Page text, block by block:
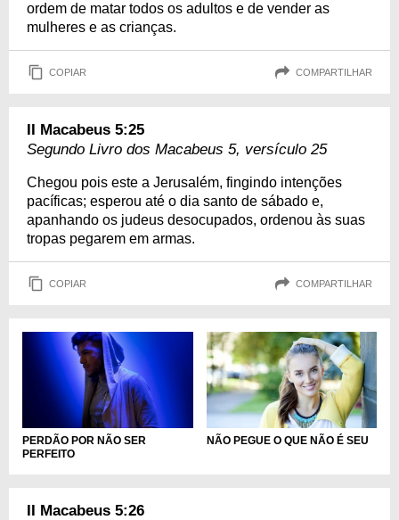
ordem de matar todos os adultos e de vender as
mulheres e as crianças.
COPIAR COMPARTILHAR
II Macabeus 5:25
Segundo Livro dos Macabeus 5, versículo 25
Chegou pois este a Jerusalém, fingindo intenções
pacíficas; esperou até o dia santo de sábado e,
apanhando os judeus desocupados, ordenou às suas
tropas pegarem em armas.
COPIAR COMPARTILHAR
PERDÃO POR NÃO SER
PERFEITO
NÃO PEGUE O QUE NÃO É SEU
II Macabeus 5:26